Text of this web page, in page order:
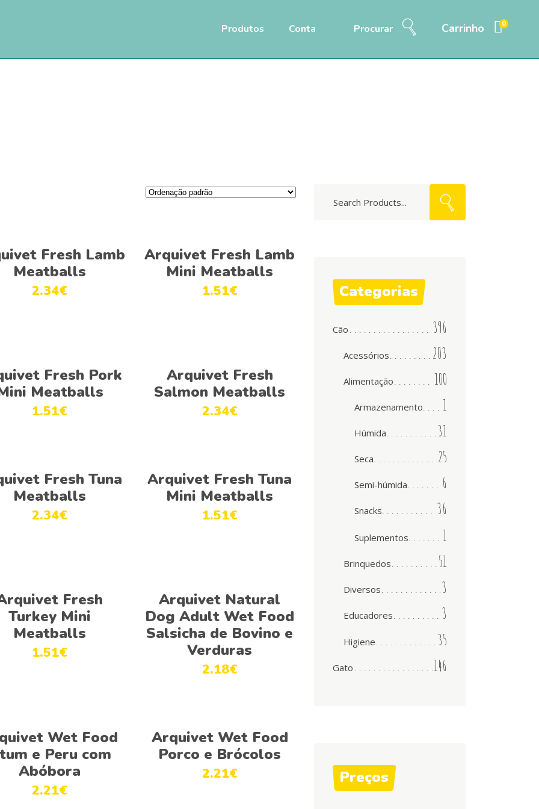
Produtos Conta Procurar Carrinho 0
Adicionar
Fresh Lamb
Meatballs
2.34€
Adicionar
Arquivet Fresh Lamb
Mini Meatballs
1.51€
Adicionar
Fresh Pork
Meatballs
1.51€
Adicionar
Arquivet Fresh
Salmon Meatballs
2.34€
Adicionar
Fresh Tuna
Meatballs
2.34€
Adicionar
Arquivet Fresh Tuna
Mini Meatballs
1.51€
AdicionarFresh
Turkey Mini
Meatballs
1.51€
Ver opções
Arquivet Natural
Dog Adult Wet Food
Salsicha de Bovino e
Verduras
2.18€
Adicionar
Wet Food
e Peru com
Abóbora
2.21€
Adicionar
Arquivet Wet Food
Porco e Brócolos
2.21€
Categorias
Cão 396
Acessórios 203
Alimentação 100
Armazenamento 1
Húmida 31
Seca 25
Semi-húmida 6
Snacks 36
Suplementos 1
Brinquedos 51
Diversos 3
Educadores 3
Higiene 35
Gato 146
Preços